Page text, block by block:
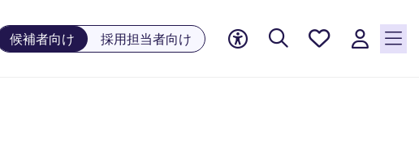
候補者向け 採用担当者向け
お気に